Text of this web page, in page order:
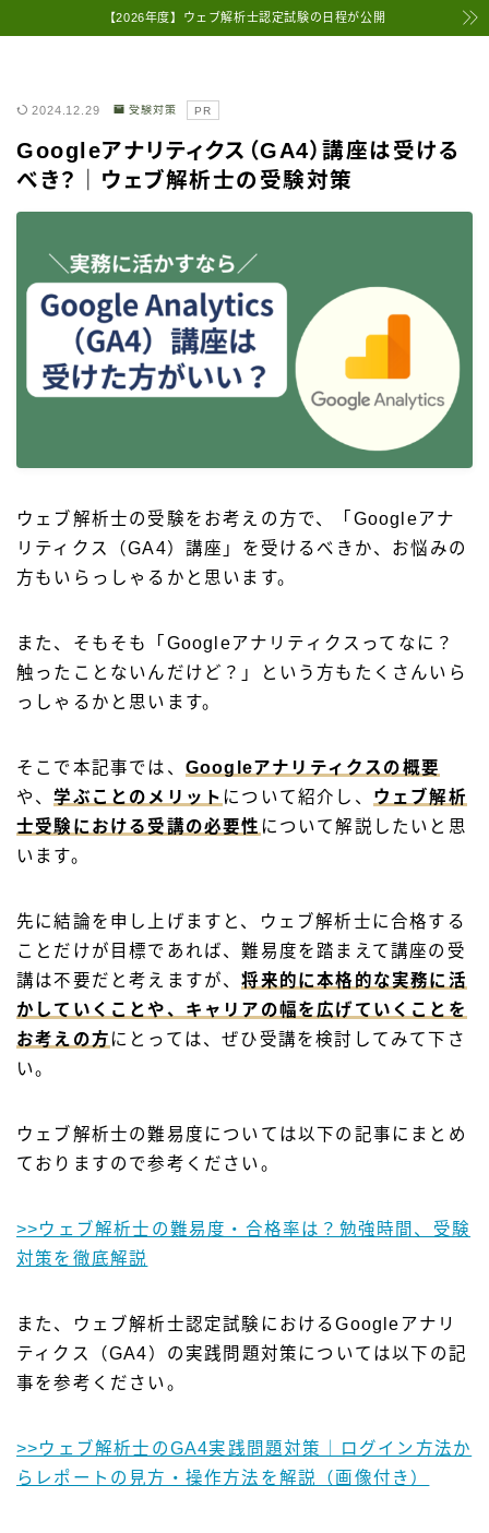
【2026年度】ウェブ解析士認定試験の日程が公開
2024.12.29 受験対策 PR
Googleアナリティクス（GA4）講座は受ける
べき？｜ウェブ解析士の受験対策
ウェブ解析士の受験をお考えの方で、「Googleアナ
リティクス（GA4）講座」を受けるべきか、お悩みの
方もいらっしゃるかと思います。
また、そもそも「Googleアナリティクスってなに？
触ったことないんだけど？」という方もたくさんいら
っしゃるかと思います。
そこで本記事では、 Googleアナリティクスの概要
や、学ぶことのメリット について紹介し、 ウェブ解析
士受験における受講の必要性 について解説したいと思
います。
先に結論を申し上げますと、ウェブ解析士に合格する
ことだけが目標であれば、難易度を踏まえて講座の受
講は不要だと考えますが、将来的に本格的な実務に活
かしていくことや、キャリアの幅を広げていくことを
お考えの方 にとっては、ぜひ受講を検討してみて下さ
い。
ウェブ解析士の難易度については以下の記事にまとめ
ておりますので参考ください。
>>ウェブ解析士の難易度・合格率は？勉強時間、受験
対策を徹底解説
また、ウェブ解析士認定試験におけるGoogleアナリ
ティクス（GA4）の実践問題対策については以下の記
事を参考ください。
>>ウェブ解析士のGA4実践問題対策｜ログイン方法か
らレポートの見方・操作方法を解説（画像付き）